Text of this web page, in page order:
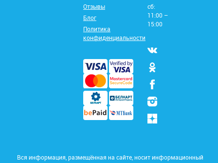
Отзывы
Блог
Политика
конфиденциальности
сб:
11:00 –
15:00
Вся информация, размещённая на сайте, носит информационный